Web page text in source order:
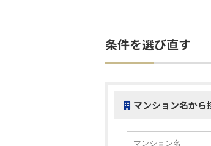
条件を選び直す
マンション名から